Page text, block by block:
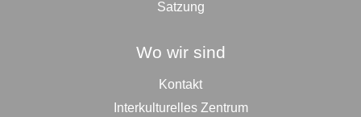
Satzung
Wo wir sind
Kontakt
Interkulturelles Zentrum